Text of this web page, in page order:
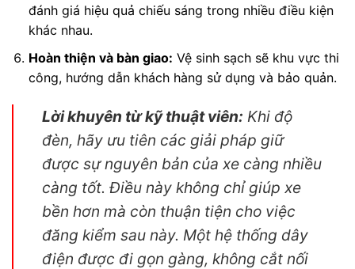
đánh giá hiệu quả chiếu sáng trong nhiều điều kiện
khác nhau.
Hoàn thiện và bàn giao: Vệ sinh sạch sẽ khu vực thi
công, hướng dẫn khách hàng sử dụng và bảo quản.
Lời khuyên từ kỹ thuật viên: Khi độ
đèn, hãy ưu tiên các giải pháp giữ
được sự nguyên bản của xe càng nhiều
càng tốt. Điều này không chỉ giúp xe
bền hơn mà còn thuận tiện cho việc
đăng kiểm sau này. Một hệ thống dây
điện được đi gọn gàng, không cắt nối